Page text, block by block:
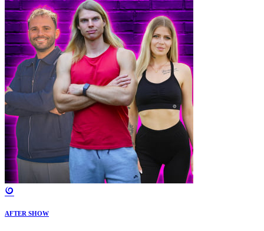
AFTER SHOW